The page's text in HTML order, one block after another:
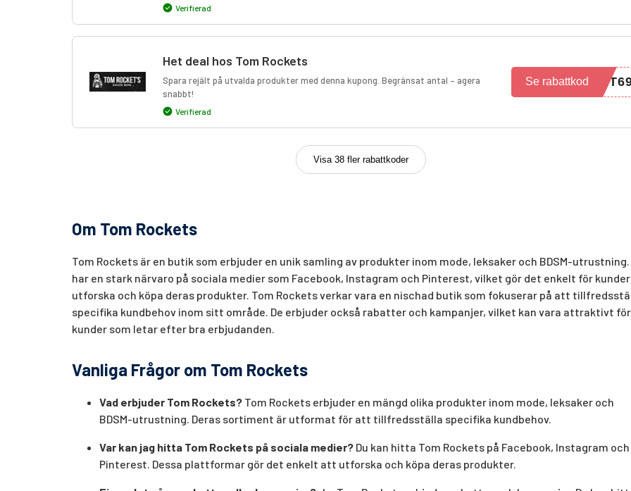
Verifierad
Het deal hos Tom Rockets
Spara rejält på utvalda produkter med denna kupong. Begränsat antal – agera
snabbt!
Verifierad
Se rabattkod
Visa 38 fler rabattkoder
Om Tom Rockets
Tom Rockets är en butik som erbjuder en unik samling av produkter inom mode, leksaker och BDSM-utrustning.
har en stark närvaro på sociala medier som Facebook, Instagram och Pinterest, vilket gör det enkelt för
utforska och köpa deras produkter. Tom Rockets verkar vara en nischad butik som fokuserar på att
specifika kundbehov inom sitt område. De erbjuder också rabatter och kampanjer, vilket kan vara attraktivt för
kunder som letar efter bra erbjudanden.
Vanliga Frågor om Tom Rockets
Vad erbjuder Tom Rockets?Tom Rockets erbjuder en mängd olika produkter inom mode, leksaker och
BDSM-utrustning. Deras sortiment är utformat för att tillfredsställa specifika kundbehov.
Var kan jag hitta Tom Rockets på sociala medier?Du kan hitta Tom Rockets på Facebook, Instagram och
Pinterest. Dessa plattformar gör det enkelt att utforska och köpa deras produkter.